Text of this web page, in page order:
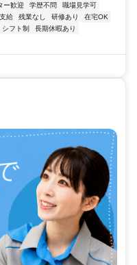
ー歓迎 学歴不問
職場見学可
給 残業なし 研修あり
在宅OK
シフト制
長期休暇あり